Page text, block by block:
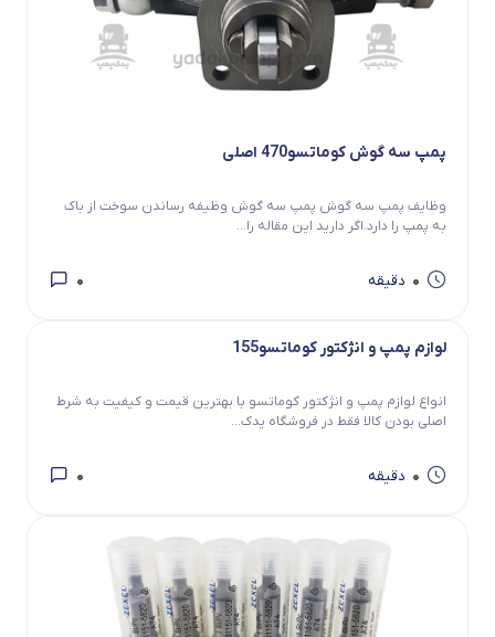
پمپ سه گوش کوماتسو470 اصلی
وظایف پمپ سه گوش پمپ سه گوش وظیفه رساندن سوخت از باک
به پمپ را دارد.اگر دارید این مقاله را...
0 دقیقه 0
لوازم پمپ و انژکتور کوماتسو155
انواع لوازم پمپ و انژکتور کوماتسو با بهترین قیمت و کیفیت به شرط
اصلی بودن کالا فقط در فروشگاه یدک...
0 دقیقه 0